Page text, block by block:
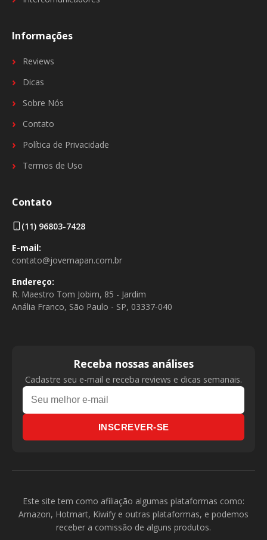
Informações
Reviews
Dicas
Sobre Nós
Contato
Política de Privacidade
Termos de Uso
Contato
(11) 96803-7428
E-mail:
contato@jovemapan.com.br
Endereço:
R. Maestro Tom Jobim, 85 - Jardim
Anália Franco, São Paulo - SP, 03337-040
Receba nossas análises
Cadastre seu e-mail e receba reviews e dicas semanais.
INSCREVER-SE
Este site tem como afiliação algumas plataformas como:
Amazon, Hotmart, Kiwify e outras plataformas, e podemos
receber a comissão de alguns produtos.